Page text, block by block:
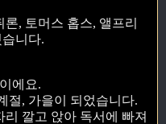
, 토머스 홉스, 앨프리
니다.
에요.
절, 가을이 되었습니다.
깔고 앉아 독서에 빠져